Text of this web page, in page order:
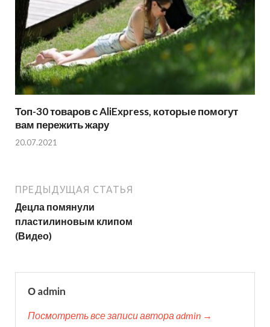
Топ-30 товаров с AliExpress, которые помогут
вам пережить жару
20.07.2021
ПРЕДЫДУЩАЯ СТАТЬЯ
Децла помянули
пластилиновым клипом
(Видео)
О admin
Посмотреть все записи автора admin →